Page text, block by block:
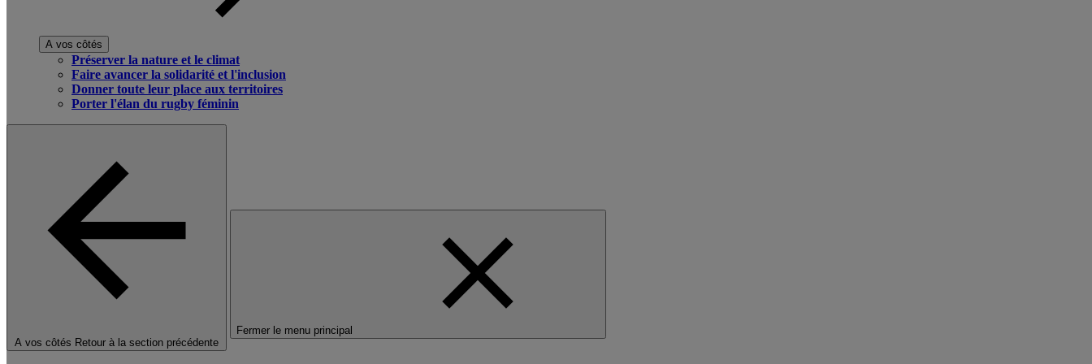
A vos côtés
Préserver la nature et le climat
Faire avancer la solidarité et l'inclusion
Donner toute leur place aux territoires
Porter l'élan du rugby féminin
A vos côtés Retour à la section précédente
Fermer le menu principal